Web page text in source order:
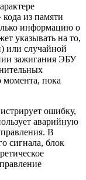
из памяти
информацию о
указывать на то,
или случайной
зажигания ЭБУ
момента, пока
ошибку,
аварийную
В
сигнала, блок